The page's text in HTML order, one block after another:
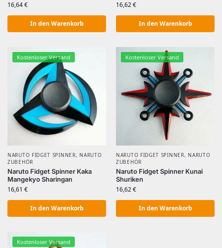
16,64€
In den Warenkorb
16,62€
In den Warenkorb
Kostenloser Versand
NARUTO FIDGET SPINNER, NARUTO
ZUBEHÖR
Naruto Fidget Spinner Kaka
Mangekyo Sharingan
16,61 €
In den Warenkorb
Kostenloser Versand
NARUTO FIDGET SPINNER, NARUTO
ZUBEHÖR
Naruto Fidget Spinner Kunai
Shuriken
16,62€
In den Warenkorb
Kostenloser Versand